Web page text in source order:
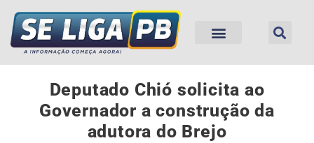
Deputado Chió solicita ao
Governador a construção da
adutora do Brejo